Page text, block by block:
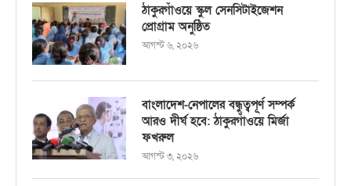
ঠাকুরগাঁওয়ে স্কুল সেনসিটাইজেশন
প্রোগ্রাম অনুষ্ঠিত
আগস্ট ৬, ২০২৬
বাংলাদেশ-নেপালের বন্ধুত্বপূর্ণ সম্পর্ক
আরও দীর্ঘ হবে: ঠাকুরগাঁওয়ে মির্জা
ফখরুল
আগস্ট ৩, ২০২৬